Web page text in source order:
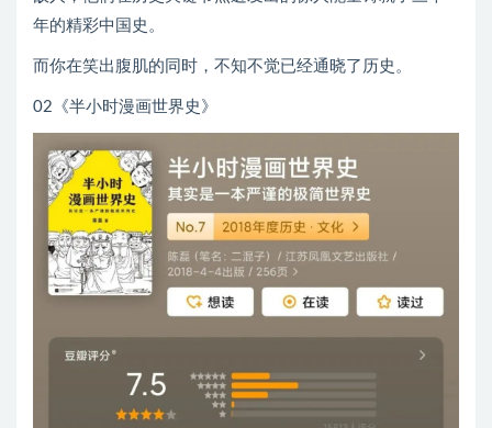
年的精彩中国史。
而你在笑出腹肌的同时，不知不觉已经通晓了历史。
02《半小时漫画世界史》